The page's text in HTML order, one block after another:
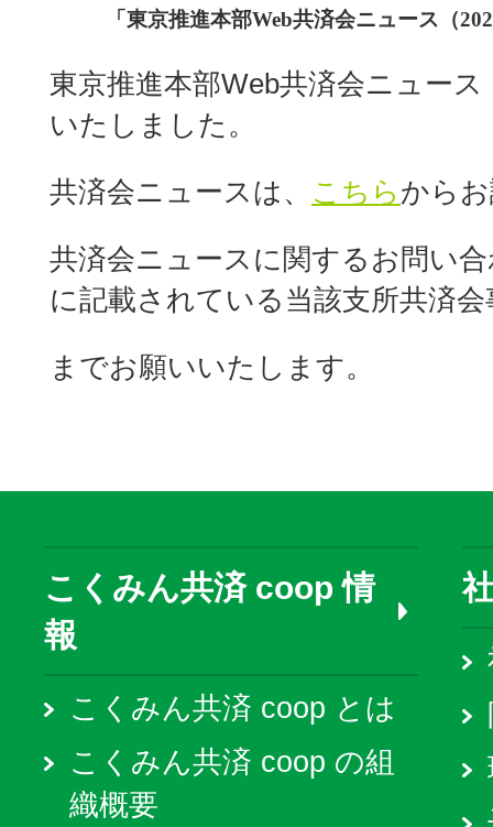
「東京推進本部Web共済会ニュース（
東京推進本部Web共済会ニュー
いたしました。
共済会ニュースは、 こちら から
共済会ニュースに関するお問い
に記載されている当該支所共済会
までお願いいたします。
こくみん共済 coop 情
報
こくみん共済 coop とは
こくみん共済 coop の組
織概要